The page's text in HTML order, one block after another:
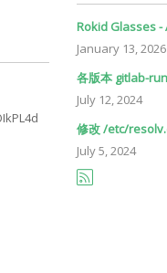
Rokid Glasses -
January 13, 2026
各版本 gitlab-
July 12, 2024
修改 /etc/
July5, 2024